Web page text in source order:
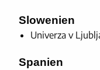
Slowenien
Univerza v
Spanien